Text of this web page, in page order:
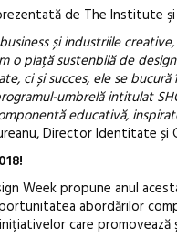
de The Institute
și industriile
o piață sustenbilă de
ci și succes, ele se
umbrelă intitulat
educativă,
Director Identitate și
Week propune anul
abordărilor
care